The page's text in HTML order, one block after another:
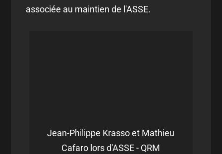
associée au maintien de l'ASSE.
Jean-Philippe Krasso et Mathieu
Cafaro lors d'ASSE - QRM